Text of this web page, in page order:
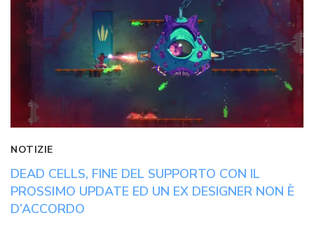
NOTIZIE
DEAD CELLS, FINE DEL SUPPORTO CON IL
PROSSIMO UPDATE ED UN EX DESIGNER NON È
D’ACCORDO